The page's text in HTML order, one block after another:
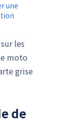
une
les
moto
grise
de